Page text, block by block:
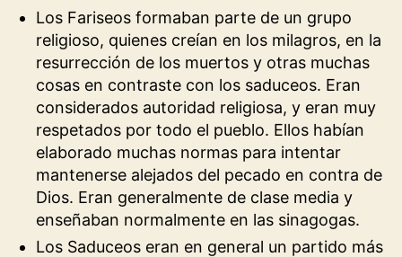
Los Fariseos formaban parte de un grupo
religioso, quienes creían en los milagros, en la
resurrección de los muertos y otras muchas
cosas en contraste con los saduceos. Eran
considerados autoridad religiosa, y eran muy
respetados por todo el pueblo. Ellos habían
elaborado muchas normas para intentar
mantenerse alejados del pecado en contra de
Dios. Eran generalmente de clase media y
enseñaban normalmente en las sinagogas.
Los Saduceos eran en general un partido más